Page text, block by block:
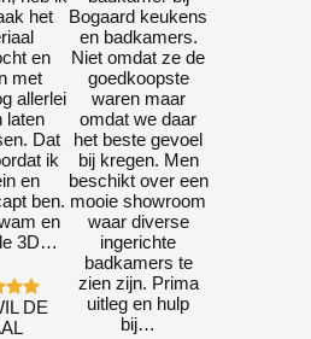
het
en
met
allerlei
laten
Dat
ik
en
ben.
en
3D…
DE
Bogaard keukens
en badkamers.
Niet omdat ze de
goedkoopste
waren maar
omdat we daar
het beste gevoel
bij kregen. Men
beschikt over een
mooie showroom
waar diverse
ingerichte
badkamers te
zien zijn. Prima
uitleg en hulp
bij…